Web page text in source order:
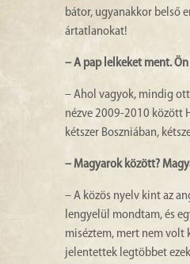
bátor, ugyanakkor belső
ártatlanokat!
– A pap lelkeket ment.
– Ahol vagyok, mindig
nézve 2009-2010 között
kétszer Boszniában,
– Magyarok között?
– A közös nyelv kint az
lengyelül mondtam, és
miséztem, mert nem volt
jelentettek legtöbbet